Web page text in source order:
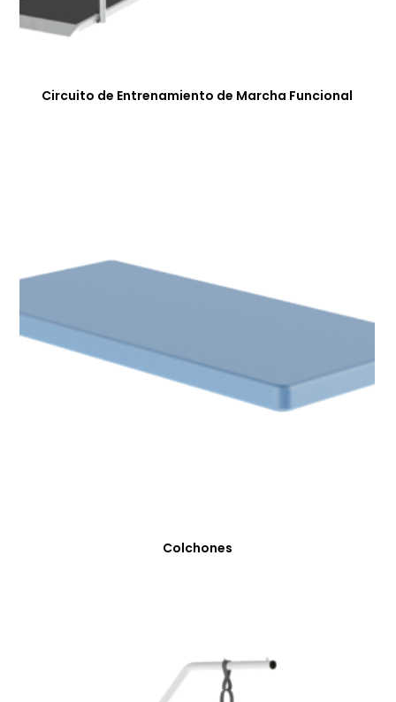
Circuito de Entrenamiento de Marcha Funcional
Colchones